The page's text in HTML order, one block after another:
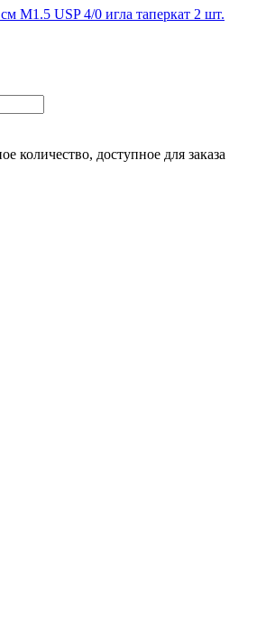
М1.5 USP 4/0 игла таперкат 2 шт.
количество, доступное для заказа